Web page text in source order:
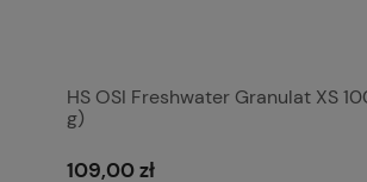
HS OSI Freshwater Granulat XS
g)
109,00 zł